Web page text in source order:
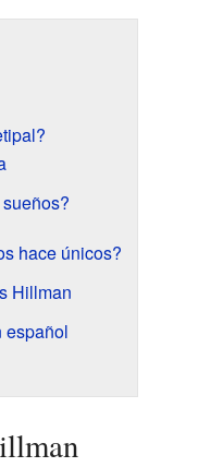
hace únicos?
Hillman
español